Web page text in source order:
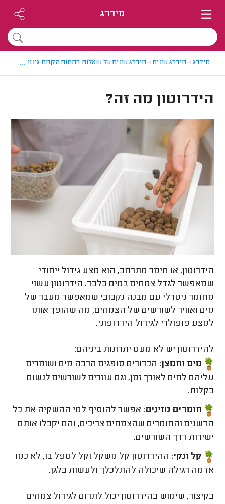
מידרג
מידרג> מידרג עונים> מידרג עונים על שאלות בתחום הקמת גינות >
...
הידרוטון מה זה?
הידרוטון, או חימר מתרחב, הוא מצע גידול ייחודי
שמאפשר לגדל צמחים במים בלבד. הידרוטון עשוי
מחומר ניטרלי עם מבנה נקבובי שמאפשר מעבר של
מים ואוויר לשורשים של הצמחים, מה שהופך אותו
למצע פופולרי לגידול הידרופוני.
להידרוטון יש לא מעט יתרונות ביניהם:
מים וחמצן: הכדורים סופגים הרבה מים ושומרים
עליהם לחים לאורך זמן, וגם עוזרים לשורשים לנשום
בקלות.
חומרים מזינים: אפשר להוסיף למי ההשקיה את כל
הדשנים והחומרים שהצמחים צריכים, והם יקבלו אותם
ישירות דרך השורשים.
קל ונקי: ההידרוטון קל משקל וקל לטפל בו, לא כמו
אדמה רגילה שיכולה להתלכלך ולעשות בלגן.
בקיצור, שימוש בהידרוטון יכול לתרום לגידול צמחים